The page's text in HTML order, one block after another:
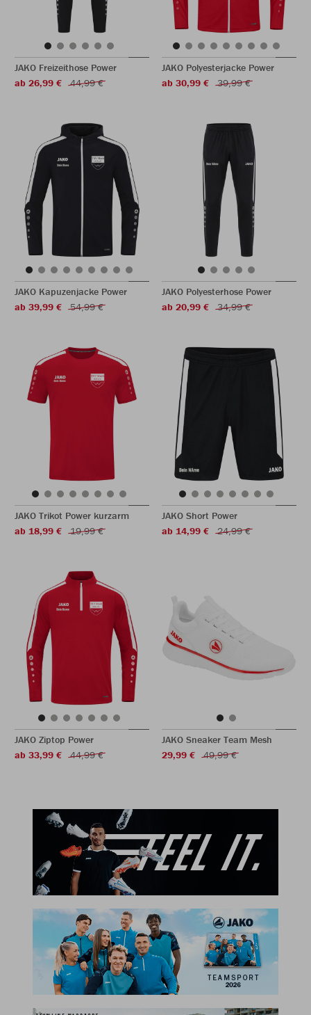
JAKO Freizeithose Power
ab 26,99 €
44,99 €
JAKO Polyesterjacke Power
ab 30,99 €
39,99 €
JAKO Kapuzenjacke Power
ab 39,99 €
54,99 €
JAKO Polyesterhose Power
ab 20,99 €
34,99 €
JAKO Trikot Power kurzarm
ab 18,99 €
19,99 €
JAKO Short Power
ab 14,99 €
24,99 €
JAKO Ziptop Power
ab 33,99 €
44,99 €
JAKO Sneaker Team Mesh
29,99 €
49,99 €